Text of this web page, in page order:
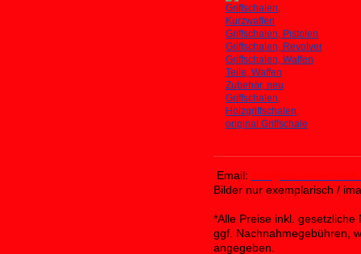
Email:
Bilder nur exemplarisch /
*Alle Preise inkl.
ggf. Nachnahmegebühren,
angegeben.